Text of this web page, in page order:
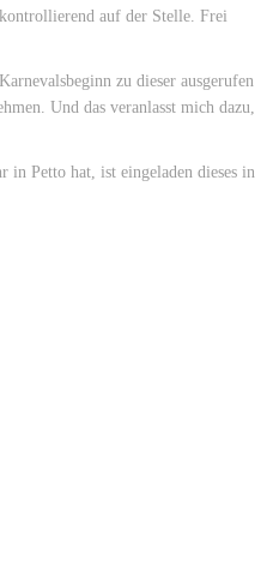
auf der Stelle. Frei
zu dieser ausgerufen
Und das veranlasst mich dazu,
in Petto hat, ist eingeladen dieses in